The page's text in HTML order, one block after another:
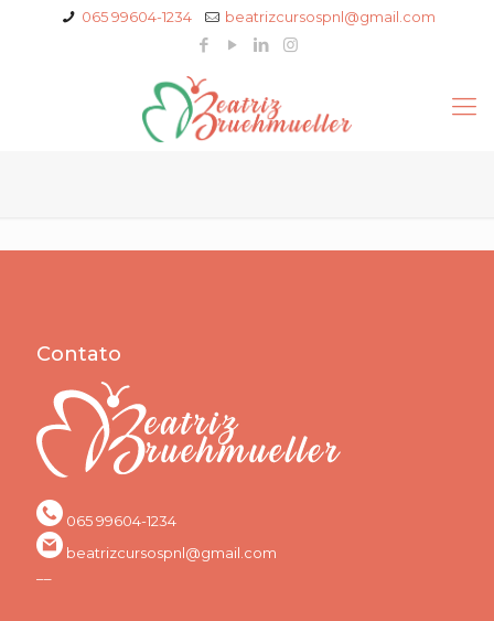
065 99604-1234 beatrizcursospnl@gmail.com
Contato
065 99604-1234
beatrizcursospnl@gmail.com